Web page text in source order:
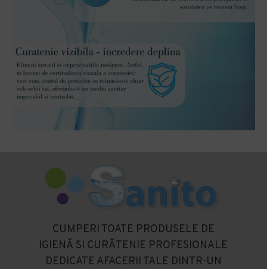
CUMPERI TOATE PRODUSELE DE
IGIENĂ SI CURĂTENIE PROFESIONALE
DEDICATE AFACERII TALE DINTR-UN